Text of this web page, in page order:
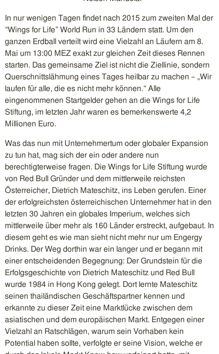
In nur wenigen Tagen findet nach 2015 zum zweiten Mal der
“Wings for Life” World Run in 33 Ländern statt. Um den
ganzen Erdball verteilt wird eine Vielzahl an Läufern am 8.
Mai um 13:00 MEZ exakt zur gleichen Zeit dieses Rennen
starten. Das gemeinsame Ziel ist nicht die Ziellinie, sondern
Querschnittslähmung eines Tages heilbar zu machen – „Wir
laufen für alle, die es nicht mehr können.“ Alle
eingenommenen Startgelder gehen an die Wings for Life
Stiftung, im letzten Jahr waren es bemerkenswerte 4,2
Millionen Euro.
Was das nun mit Unternehmertum oder globaler Expansion
zu tun hat, mag sich der ein oder andere nun
berechtigterweise fragen. Die Wings for Life Stiftung wurde
von Red Bull Gründer und dem mittlerweile reichsten
Österreicher, Dietrich Mateschitz, ins Leben gerufen. Einer
der erfolgreichsten österreichischen Unternehmer hat in den
letzten 30 Jahren ein globales Imperium, welches sich
mittlerweile über mehr als 160 Länder erstreckt, aufgebaut. In
diesem geht es wie man sieht nicht mehr nur um Engergy
Drinks. Der Weg dorthin war ein langer und er begann mit
einer entscheidenden Begegnung: Der Grundstein für die
Erfolgsgeschichte von Dietrich Mateschitz und Red Bull
wurde 1984 in Hong Kong gelegt. Dort lernte Mateschitz
seinen thailändischen Geschäftspartner kennen und
erkannte zu dieser Zeit eine Marktlücke zwischen dem
asiatischen und dem europäischen Markt. Entgegen einer
Vielzahl an Ratschlägen, warum sein Vorhaben kein
Potential haben sollte, verfolgte er seine Vision, welche er